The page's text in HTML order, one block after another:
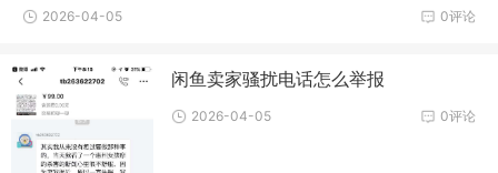
0评论
2026-04-05
闲鱼卖家骚扰电话怎么举报
0评论
2026-04-05